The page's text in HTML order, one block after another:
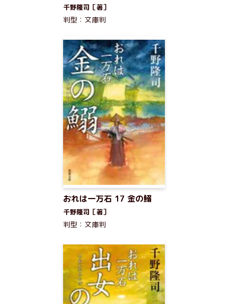
千野隆司［著］
判型：文庫判
おれは一万石 17 金の鰯
千野隆司［著］
判型：文庫判